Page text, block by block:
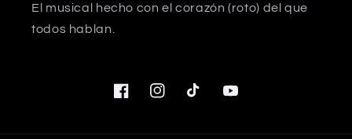
El musical hecho con el corazón (roto) del que
todos hablan.
FacebookInstagramTikTok YouTube